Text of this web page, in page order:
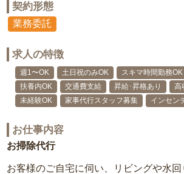
契約形態
業務委託
求人の特徴
週1〜OK 土日祝のみOK スキマ時間勤務OK
扶養内OK
交通費支給 昇給･昇格あり
高
未経験OK
家事代行スタッフ募集 インセン
お仕事内容
お掃除代行
お客様のご自宅に伺い、リビングや水